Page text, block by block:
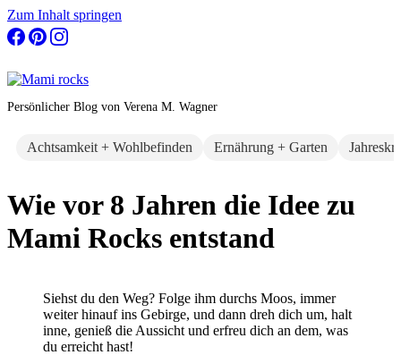
Zum Inhalt springen
Persönlicher Blog von Verena M. Wagner
Achtsamkeit + Wohlbefinden Ernährung + Garten
Wie vor 8 Jahren die Idee zu
Mami Rocks entstand
Siehst du den Weg? Folge ihm durchs Moos, immer
weiter hinauf ins Gebirge, und dann dreh dich um, halt
inne, genieß die Aussicht und erfreu dich an dem, was
du erreicht hast!